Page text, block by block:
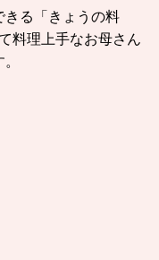
きる「きょうの料
料理上手なお母さん